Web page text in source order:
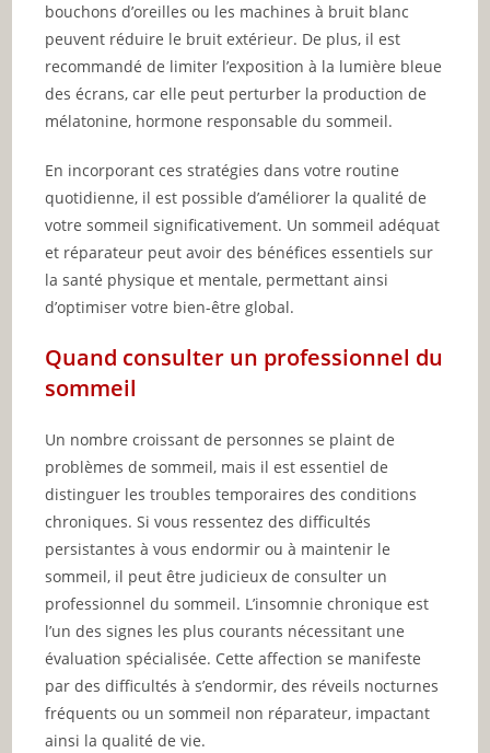
bouchons d’oreilles ou les machines à bruit blanc
peuvent réduire le bruit extérieur. De plus, il est
recommandé de limiter l’exposition à la lumière bleue
des écrans, car elle peut perturber la production de
mélatonine, hormone responsable du sommeil.
En incorporant ces stratégies dans votre routine
quotidienne, il est possible d’améliorer la qualité de
votre sommeil significativement. Un sommeil adéquat
et réparateur peut avoir des bénéfices essentiels sur
la santé physique et mentale, permettant ainsi
d’optimiser votre bien-être global.
Quand consulter un professionnel du
sommeil
Un nombre croissant de personnes se plaint de
problèmes de sommeil, mais il est essentiel de
distinguer les troubles temporaires des conditions
chroniques. Si vous ressentez des difficultés
persistantes à vous endormir ou à maintenir le
sommeil, il peut être judicieux de consulter un
professionnel du sommeil. L’insomnie chronique est
l’un des signes les plus courants nécessitant une
évaluation spécialisée. Cette affection se manifeste
par des difficultés à s’endormir, des réveils nocturnes
fréquents ou un sommeil non réparateur, impactant
ainsi la qualité de vie.